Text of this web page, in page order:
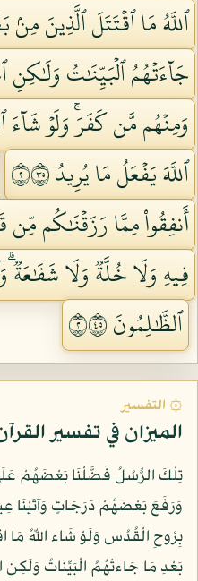
ٱللَّهُ مَا ٱقۡتَتَلَ ٱلَّذِينَ
جَآءَتۡهُمُ ٱلۡبَيِّنَٰتُ وَلَٰكِنِ
وَمِنۡهُم مَّن كَفَرَۚ وَلَوۡ شَآءَ
ٱللَّهَ يَفۡعَلُ مَا يُرِيدُ ٢٥٣
أَنفِقُواْ مِمَّا رَزَقۡنَٰكُم مِّن
فِيهِ وَلَا خُلَّةٞ وَلَا
ٱلظَّٰلِمُونَ ٢٥٤
۞ التفسير
الميزان في تفسير
تِلْكَ الرُّسُلُ فَضَّلْنَا بَعْضَهُمْ
وَرَفَعَ بَعْضَهُمْ دَرَجَاتٍ وَآتَيْنَا
بِرُوحِ الْقُدُسِ وَلَوْ شَاء اللّهُ
بَعْدِ مَا جَاءتْهُمُ الْبَيِّنَاتُ